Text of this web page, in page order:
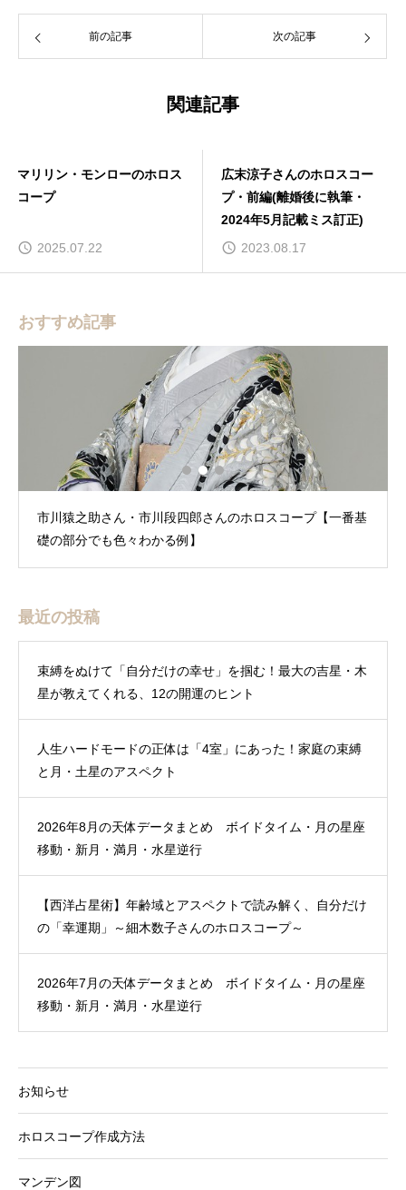
前の記事 次の記事
関連記事
マリリン・モンローのホロス
コープ
2025.07.22
広末涼子さんのホロスコー
プ・前編(離婚後に執筆・
2024年5月記載ミス訂正)
2023.08.17
おすすめ記事
市川猿之助さん・市川段四郎さんのホロスコープ【一番基
礎の部分でも色々わかる例】
最近の投稿
束縛をぬけて「自分だけの幸せ」を掴む！最大の吉星・木
星が教えてくれる、12の開運のヒント
人生ハードモードの正体は「4室」にあった！家庭の束縛
と月・土星のアスペクト
2026年8月の天体データまとめ ボイドタイム・月の星座
移動・新月・満月・水星逆行
【西洋占星術】年齢域とアスペクトで読み解く、自分だけ
の「幸運期」～細木数子さんのホロスコープ～
2026年7月の天体データまとめ ボイドタイム・月の星座
移動・新月・満月・水星逆行
お知らせ
ホロスコープ作成方法
マンデン図